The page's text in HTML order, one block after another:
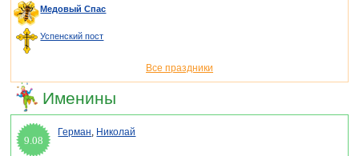
Медовый Спас
Успенский пост
Все праздники
Именины
9.08
Герман, Николай